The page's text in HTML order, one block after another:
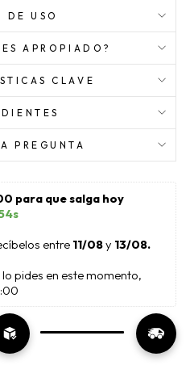
DE USO
APROPIADO?
CLAVE
PREGUNTA
para que salga hoy
entre 11/08 y 13/08.
lo pides en este momento,